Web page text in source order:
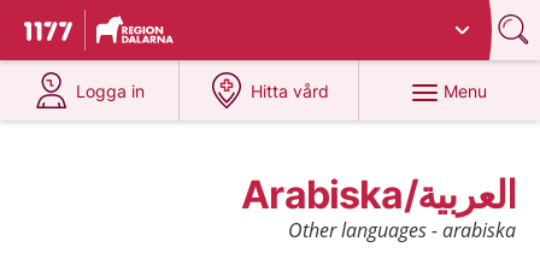
To start page for 1177
Du har valt region
Logga in
at 1177.se
Hitta vård
at 1177.se
Menu
العربية/Arabiska
Other languages - arabiska